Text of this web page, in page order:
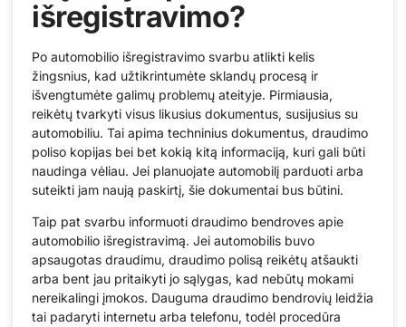
išregistravimo?
Po automobilio išregistravimo svarbu atlikti kelis
žingsnius, kad užtikrintumėte sklandų procesą ir
išvengtumėte galimų problemų ateityje. Pirmiausia,
reikėtų tvarkyti visus likusius dokumentus, susijusius su
automobiliu. Tai apima techninius dokumentus, draudimo
poliso kopijas bei bet kokią kitą informaciją, kuri gali būti
naudinga vėliau. Jei planuojate automobilį parduoti arba
suteikti jam naują paskirtį, šie dokumentai bus būtini.
Taip pat svarbu informuoti draudimo bendroves apie
automobilio išregistravimą. Jei automobilis buvo
apsaugotas draudimu, draudimo polisą reikėtų atšaukti
arba bent jau pritaikyti jo sąlygas, kad nebūtų mokami
nereikalingi įmokos. Dauguma draudimo bendrovių leidžia
tai padaryti internetu arba telefonu, todėl procedūra